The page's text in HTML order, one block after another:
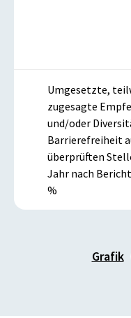
Grafik
Umgesetzte,
zugesagte
und/oder
Barrierefreiheit
überprüften
Jahr nach
%